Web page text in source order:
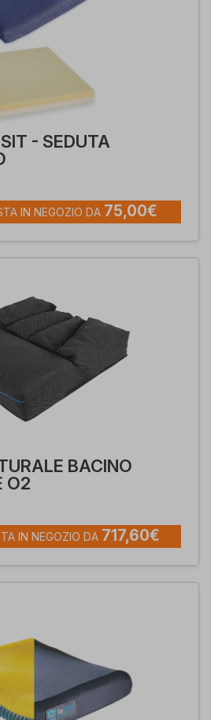
- SEDUTA
IN NEGOZIO DA 75,00€
BACINO
O2
IN NEGOZIO DA 717,60€